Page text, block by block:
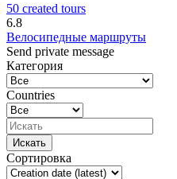
50 created tours
6.8
Велосипедные маршруты
Send private message
Категория
Countries
Сортировка